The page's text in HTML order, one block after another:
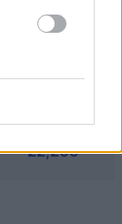
146,325
22,205